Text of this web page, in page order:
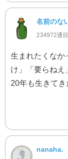
名前のな
234972通
生まれたくなか
け」「要らねえ
20年も生きて
nanaha.